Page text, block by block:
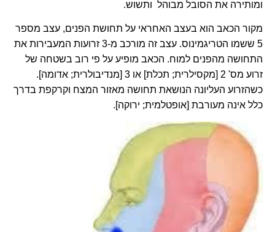
ומותירה את הסובל מבוהל ותשוש.
מקור הכאב הוא בעצב האחראי על תחושת הפנים, עצב מספר
5 ששמו הטריגמינוס. עצב זה מורכב מ-3 זרועות המעבירות את
התחושה מהפנים למוח. הכאב מופיע על פי רוב בשטחה של
זרוע מס' 2 [מקסילרית; תכלת] או 3 [מנדיבולרית; אדומה].
כשהזרוע העליונה הנושאת תחושה מאזור המצח וקרקפת בדרך
כלל אינה מעורבת [אופטלמית; ירוקה].